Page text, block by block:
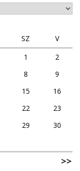
SZ
V
1
2
8
9
15
16
22
23
29
30